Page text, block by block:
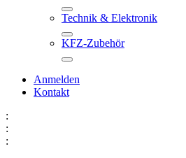
Technik & Elektronik
KFZ-Zubehör
Anmelden
Kontakt
:
:
: